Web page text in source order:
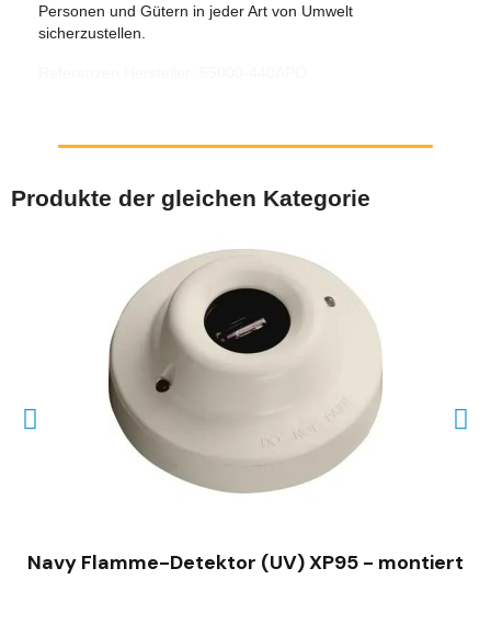
Personen und Gütern in jeder Art von Umwelt
sicherzustellen.
Produkte der gleichen Kategorie
SCHNELLANSICHT
Navy Flamme-Detektor (UV) XP95 - montiert